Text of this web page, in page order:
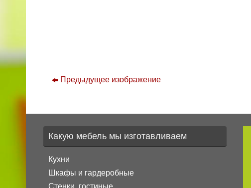
Предыдущее изображение
Какую мебель мы изготавливаем
Кухни
Шкафы и гардеробные